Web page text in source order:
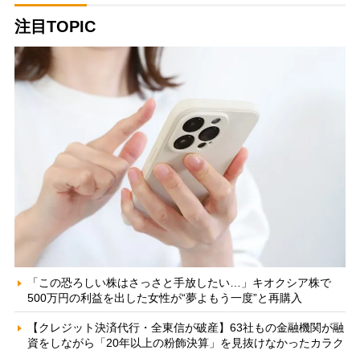
注目TOPIC
「この恐ろしい株はさっさと手放したい…」キオクシア株で
500万円の利益を出した女性が“夢よもう一度”と再購入
【クレジット決済代行・全東信が破産】63社もの金融機関が融
資をしながら「20年以上の粉飾決算」を見抜けなかったカラク